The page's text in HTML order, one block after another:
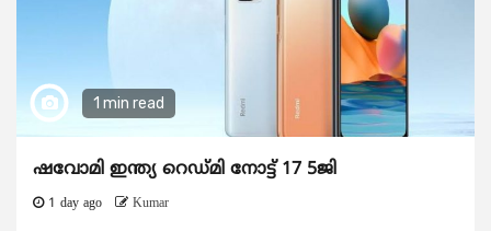
1 min read
ഷവോമി ഇന്ത്യ റെഡ്മി നോട്ട് 17 5ജി
1 day ago Kumar